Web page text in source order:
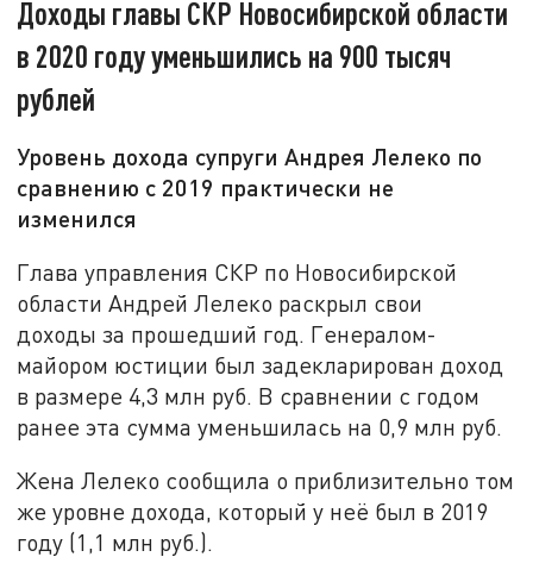
Доходы главы СКР Новосибирской области
в 2020 году уменьшились на 900 тысяч
рублей
Уровень дохода супруги Андрея Лелеко по
сравнению с 2019 практически не
изменился
Глава управления СКР по Новосибирской
области Андрей Лелеко раскрыл свои
доходы за прошедший год. Генералом-
майором юстиции был задекларирован доход
в размере 4,3 млн руб. В сравнении с годом
ранее эта сумма уменьшилась на 0,9 млн руб.
Жена Лелеко сообщила о приблизительно том
же уровне дохода, который у неё был в 2019
году (1,1 млн руб.).